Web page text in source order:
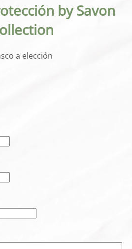
by Savon
a elección